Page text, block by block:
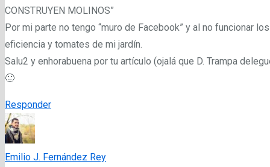
CONSTRUYEN MOLINOS”
Por mi parte no tengo “muro de Facebook” y al no funcionar
eficiencia y tomates de mi jardín.
Salu2 y enhorabuena por tu artículo (ojalá que D. Trampa
🙂
Responder
Emilio J. Fernández Rey